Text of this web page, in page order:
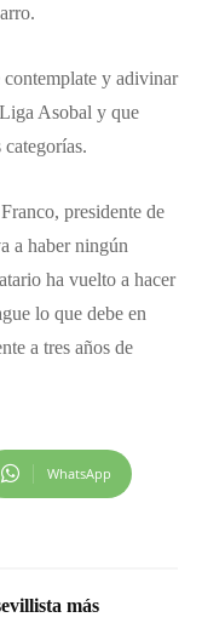
contemplate y adivinar
Asobal y que
categorías.
presidente de
a haber ningún
ha vuelto a hacer
lo que debe en
a tres años de
WhatsApp
más